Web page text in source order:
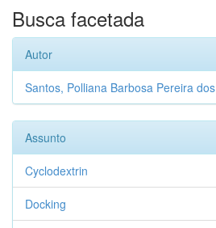
Busca facetada
Autor
Santos, Polliana Barbosa Pereira dos
Assunto
Cyclodextrin
Docking